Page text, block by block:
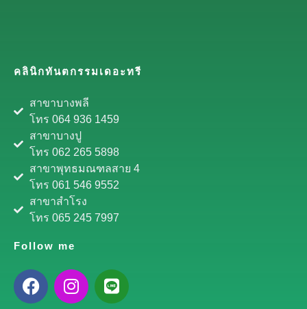
คลินิกทันตกรรมเดอะทรี
สาขาบางพลี
โทร 064 936 1459
สาขาบางปู
โทร 062 265 5898
สาขาพุทธมณฑลสาย 4
โทร 061 546 9552
สาขาสำโรง
โทร 065 245 7997
Follow me